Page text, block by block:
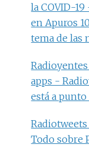
la COVID-
en Apuros
tema de las
apps -
está a
Todo sobre